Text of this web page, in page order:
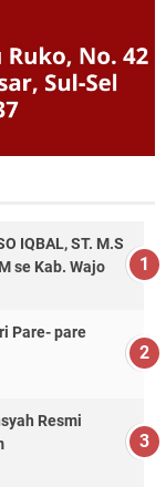
IQBAL, ST. M.S
se Kab. Wajo
Pare- pare
Resmi